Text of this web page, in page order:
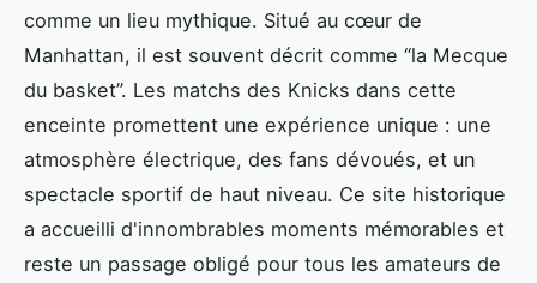
comme un lieu mythique. Situé au cœur de
Manhattan, il est souvent décrit comme “la Mecque
du basket”. Les matchs des Knicks dans cette
enceinte promettent une expérience unique : une
atmosphère électrique, des fans dévoués, et un
spectacle sportif de haut niveau. Ce site historique
a accueilli d'innombrables moments mémorables et
reste un passage obligé pour tous les amateurs de